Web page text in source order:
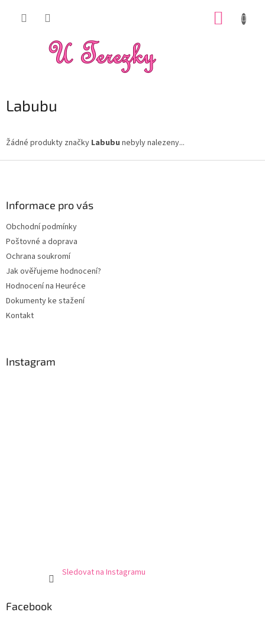
Labubu
Žádné produkty značky Labubu nebyly nalezeny...
Informace pro vás
Obchodní podmínky
Poštovné a doprava
Ochrana soukromí
Jak ověřujeme hodnocení?
Hodnocení na Heuréce
Dokumenty ke stažení
Kontakt
Instagram
Sledovat na Instagramu
Facebook